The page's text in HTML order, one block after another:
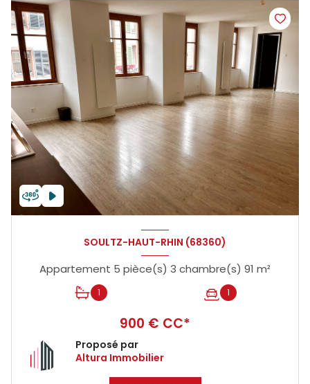
SOULTZ-HAUT-RHIN (68360)
Appartement 5 pièce(s) 3 chambre(s) 91 m²
1 1
900 € CC*
Proposé par
Altura Immobilier